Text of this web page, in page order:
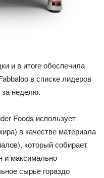
и в итоге обеспечила
в списке лидеров
за неделю.
Foods использует
в качестве материала
который собирает
и максимально
сырье гораздо